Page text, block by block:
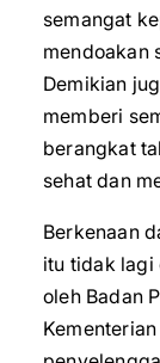
semangat
mendoakan
Demikian
memberi
berangkat
sehat dan
Berkenaan
itu tidak lagi
oleh Badan